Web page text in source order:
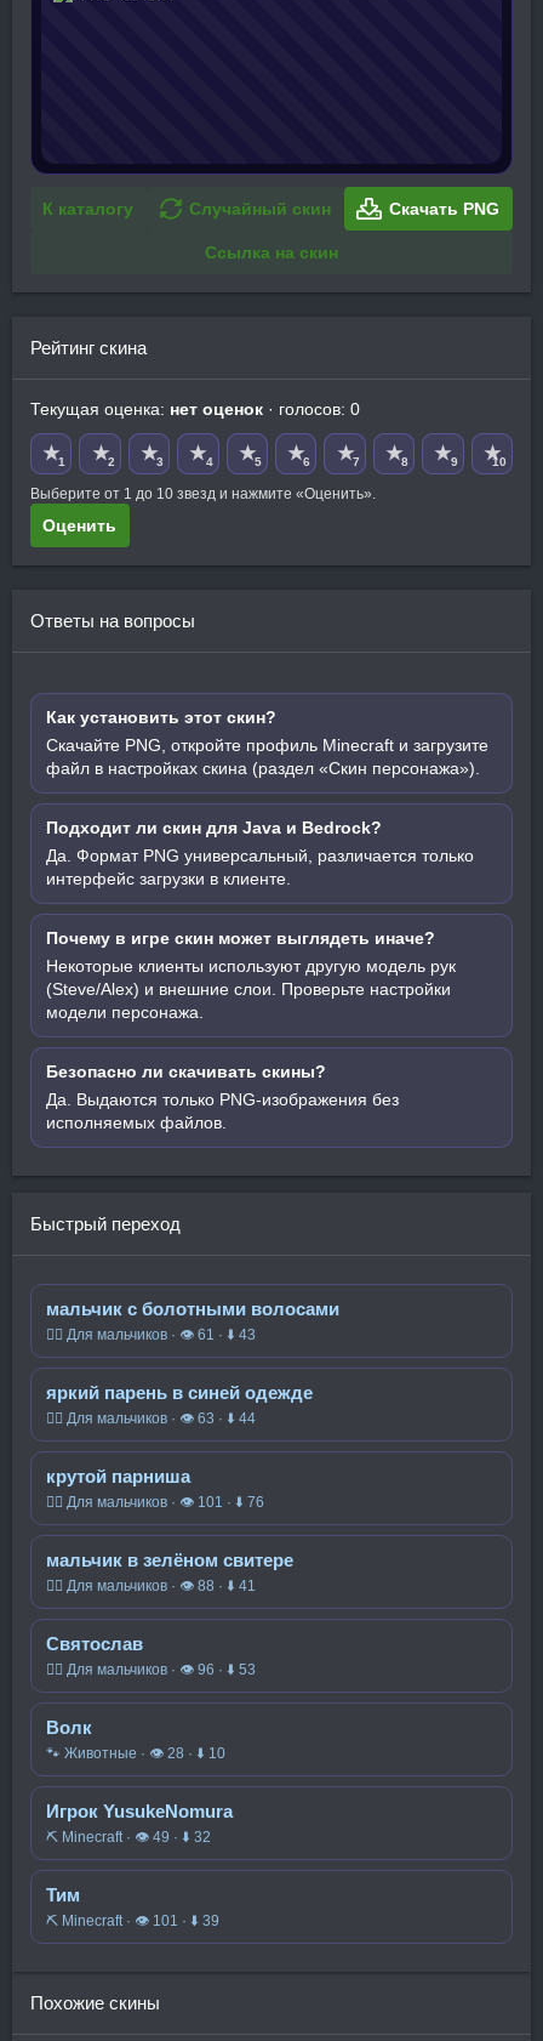
К каталогу Случайный скин Скачать PNG
Ссылка на скин
Рейтинг скина
Текущая оценка: нет оценок · голосов: 0
★1 ★2 ★3 ★4 ★5 ★6 ★7 ★8 ★9 ★10
Выберите от 1 до 10 звезд и нажмите «Оценить».
Оценить
Ответы на вопросы
Как установить этот скин?
Скачайте PNG, откройте профиль Minecraft и загрузите
файл в настройках скина (раздел «Скин персонажа»).
Подходит ли скин для Java и Bedrock?
Да. Формат PNG универсальный, различается только
интерфейс загрузки в клиенте.
Почему в игре скин может выглядеть иначе?
Некоторые клиенты используют другую модель рук
(Steve/Alex) и внешние слои. Проверьте настройки
модели персонажа.
Безопасно ли скачивать скины?
Да. Выдаются только PNG-изображения без
исполняемых файлов.
Быстрый переход
мальчик с болотными волосами
🧍‍♂️ Для мальчиков · 👁 61 · ⬇ 43
яркий парень в синей одежде
🧍‍♂️ Для мальчиков · 👁 63 · ⬇ 44
крутой парниша
🧍‍♂️ Для мальчиков · 👁 101 · ⬇ 76
мальчик в зелёном свитере
🧍‍♂️ Для мальчиков · 👁 88 · ⬇ 41
Святослав
🧍‍♂️ Для мальчиков · 👁 96 · ⬇ 53
Волк
🐾 Животные · 👁 28 · ⬇ 10
Игрок YusukeNomura
⛏️ Minecraft · 👁 49 · ⬇ 32
Тим
⛏️ Minecraft · 👁 101 · ⬇ 39
Похожие скины